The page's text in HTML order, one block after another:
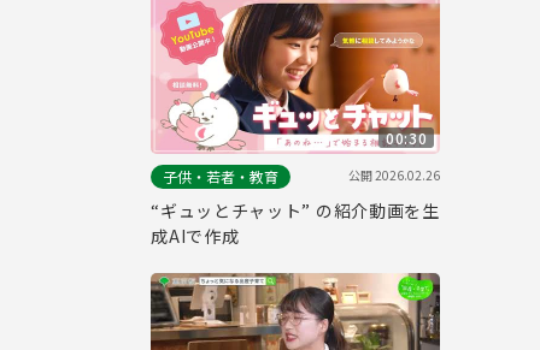
00:30
子供・若者・教育
公開2026.02.26
“ギュッとチャット” の紹介動画を生
成AIで作成